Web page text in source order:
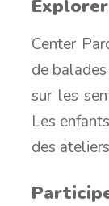
Center
de
sur les
Les
des